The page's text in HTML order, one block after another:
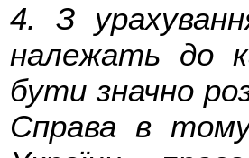
4. З
належать до
бути значно
Справа в